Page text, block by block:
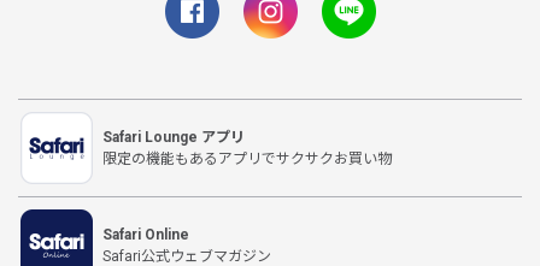
Safari Lounge アプリ
限定の機能もあるアプリでサクサクお買い物
Safari Online
Safari公式ウェブマガジン